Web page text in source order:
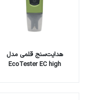
هدایت‌سنج قلمی مدل
EcoTester EC high